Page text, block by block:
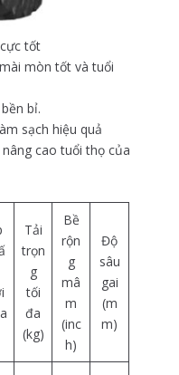
tốt
mòn tốt và tuổi
bỉ.
sạch hiệu quả
cao tuổi thọ của
Tải
trọn
g
tối
đa
(kg)
Bề
rộn
g
mâ
m
(inc
h)
Độ
sâu
gai
(m
m)